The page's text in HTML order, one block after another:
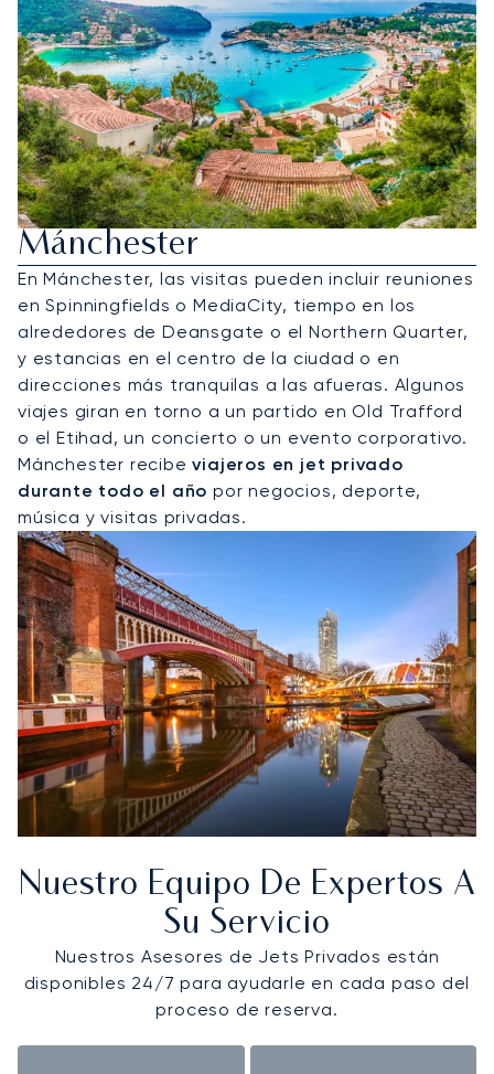
Alquile Un Jet Privado A
Mánchester
En Mánchester, las visitas pueden incluir reuniones
en Spinningfields o MediaCity, tiempo en los
alrededores de Deansgate o el Northern Quarter,
y estancias en el centro de la ciudad o en
direcciones más tranquilas a las afueras. Algunos
viajes giran en torno a un partido en Old Trafford
o el Etihad, un concierto o un evento corporativo.
Mánchester recibeviajeros en jet privado
durante todo el año por negocios, deporte,
música y visitas privadas.
Nuestro Equipo De Expertos A
Su Servicio
Nuestros Asesores de Jets Privados están
disponibles 24/7 para ayudarle en cada paso del
proceso de reserva.